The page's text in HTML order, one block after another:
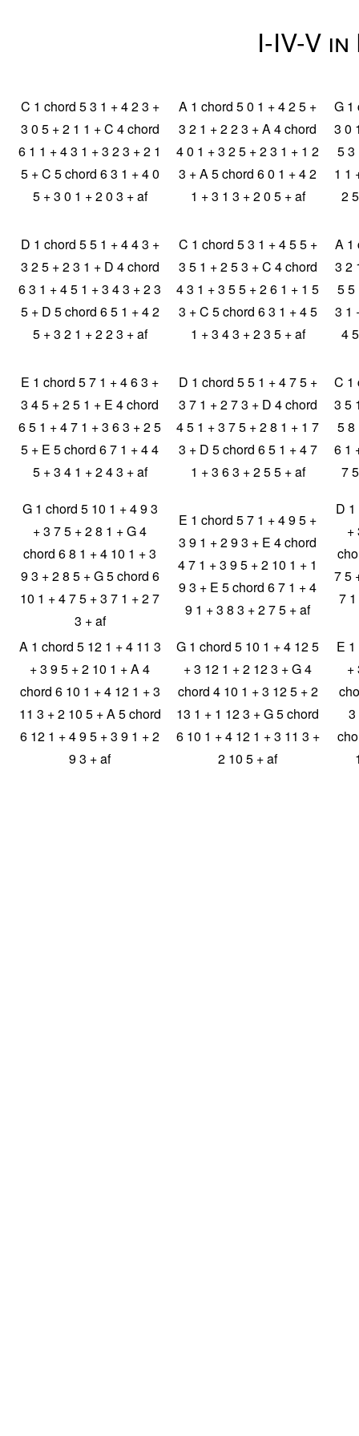
I-IV-V
C 1 chord 5 3 1 + 4 2 3 +
3 0 5 + 2 1 1 + C 4 chord
6 1 1 + 4 3 1 + 3 2 3 + 2 1
5 + C 5 chord 6 3 1 + 4 0
5 + 3 0 1 + 2 0 3 + af
A 1 chord 5 0 1 + 4 2 5 +
3 2 1 + 2 2 3 + A 4 chord
4 0 1 + 3 2 5 + 2 3 1 + 1 2
3 + A 5 chord 6 0 1 + 4 2
1 + 3 1 3 + 2 0 5 + af
G 1
3 0
5 3
1 1
2
D 1 chord 5 5 1 + 4 4 3 +
3 2 5 + 2 3 1 + D 4 chord
6 3 1 + 4 5 1 + 3 4 3 + 2 3
5 + D 5 chord 6 5 1 + 4 2
5 + 3 2 1 + 2 2 3 + af
C 1 chord 5 3 1 + 4 5 5 +
3 5 1 + 2 5 3 + C 4 chord
4 3 1 + 3 5 5 + 2 6 1 + 1 5
3 + C 5 chord 6 3 1 + 4 5
1 + 3 4 3 + 2 3 5 + af
A 1
3 2
5 5
3 1
4
E 1 chord 5 7 1 + 4 6 3 +
3 4 5 + 2 5 1 + E 4 chord
6 5 1 + 4 7 1 + 3 6 3 + 2 5
5 + E 5 chord 6 7 1 + 4 4
5 + 3 4 1 + 2 4 3 + af
D 1 chord 5 5 1 + 4 7 5 +
3 7 1 + 2 7 3 + D 4 chord
4 5 1 + 3 7 5 + 2 8 1 + 1 7
3 + D 5 chord 6 5 1 + 4 7
1 + 3 6 3 + 2 5 5 + af
C 1
3 5
5 8
6 1
7
G 1 chord 5 10 1 + 4 9 3
+ 3 7 5 + 2 8 1 + G 4
chord 6 8 1 + 4 10 1 + 3
9 3 + 2 8 5 + G 5 chord 6
10 1 + 4 7 5 + 3 7 1 + 2 7
3 + af
E 1 chord 5 7 1 + 4 9 5 +
3 9 1 + 2 9 3 + E 4 chord
4 7 1 + 3 9 5 + 2 10 1 + 1
9 3 + E 5 chord 6 7 1 + 4
9 1 + 3 8 3 + 2 7 5 + af
D
+
7 5
7
A 1 chord 5 12 1 + 4 11 3
+ 3 9 5 + 2 10 1 + A 4
chord 6 10 1 + 4 12 1 + 3
11 3 + 2 10 5 + A 5 chord
6 12 1 + 4 9 5 + 3 9 1 + 2
9 3 + af
G 1 chord 5 10 1 + 4 12 5
+ 3 12 1 + 2 12 3 + G 4
chord 4 10 1 + 3 12 5 + 2
13 1 + 1 12 3 + G 5 chord
6 10 1 + 4 12 1 + 3 11 3 +
2 10 5 + af
E
+